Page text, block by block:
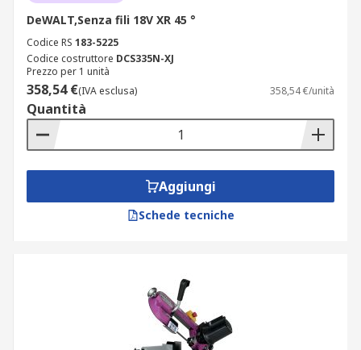
DeWALT,Senza fili 18V XR 45 °
Codice RS 183-5225
Codice costruttore DCS335N-XJ
Prezzo per 1 unità
358,54 €(IVA esclusa) 358,54 €/unità
Quantità
Aggiungi
Schede tecniche